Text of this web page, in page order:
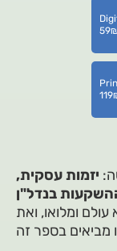
59
119
יזמות עסקית,
ומלואו, ואת